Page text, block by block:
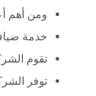
ومن أهم
خدمة
تقوم
توفر